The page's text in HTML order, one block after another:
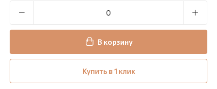
В корзину
Купить в 1 клик